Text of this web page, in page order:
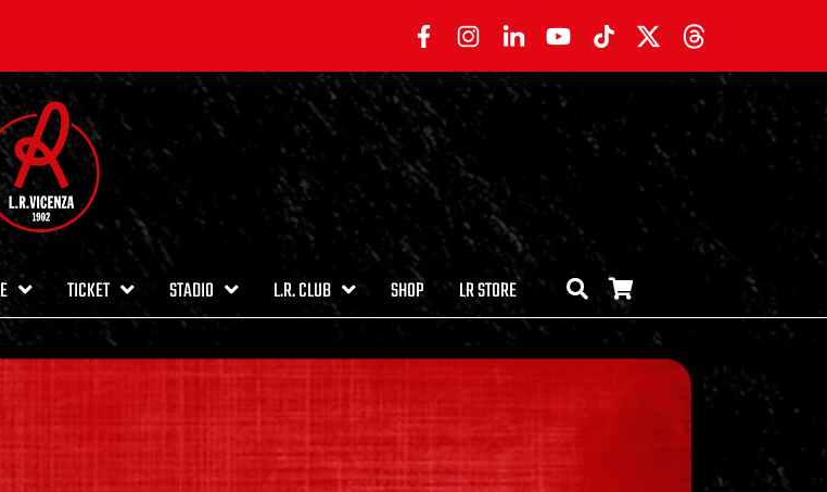
TICKET STADIO L.R. CLUB SHOP LR STORE